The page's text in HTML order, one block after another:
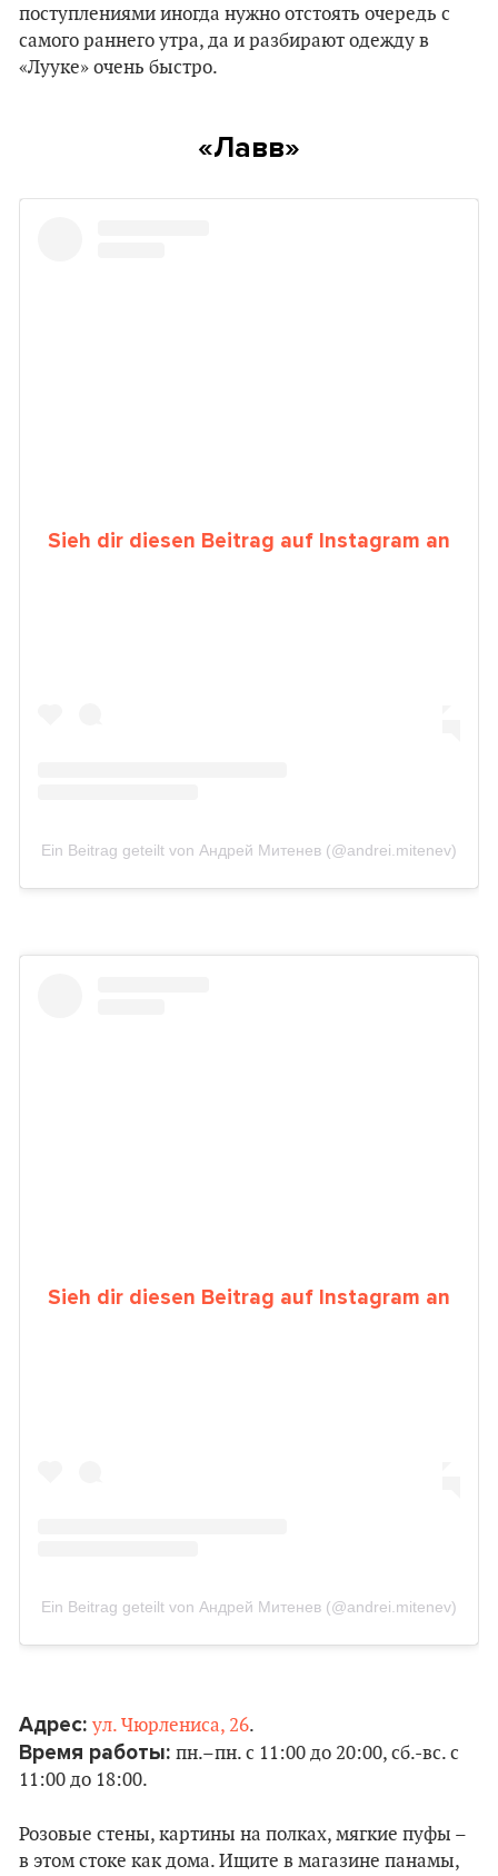
поступлениями иногда нужно отстоять очередь с
самого раннего утра, да и разбирают одежду в
«Лууке» очень быстро.
«Лавв»
Sieh dir diesen Beitrag auf Instagram an
Ein Beitrag geteilt von Андрей Митенев (@andrei.mitenev)
Sieh dir diesen Beitrag auf Instagram an
Ein Beitrag geteilt von Андрей Митенев (@andrei.mitenev)
Адрес: ул. Чюрлениса, 26.
Время работы: пн.–пн. с 11:00 до 20:00, сб.-вс. с
11:00 до 18:00.
Розовые стены, картины на полках, мягкие пуфы –
в этом стоке как дома. Ищите в магазине панамы,